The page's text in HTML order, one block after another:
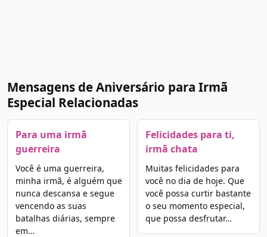
Mensagens de Aniversário para Irmã
Especial Relacionadas
Para uma irmã
guerreira
Você é uma guerreira,
minha irmã, é alguém que
nunca descansa e segue
vencendo as suas
batalhas diárias, sempre
em…
Felicidades para ti,
irmã chata
Muitas felicidades para
você no dia de hoje. Que
você possa curtir bastante
o seu momento especial,
que possa desfrutar…